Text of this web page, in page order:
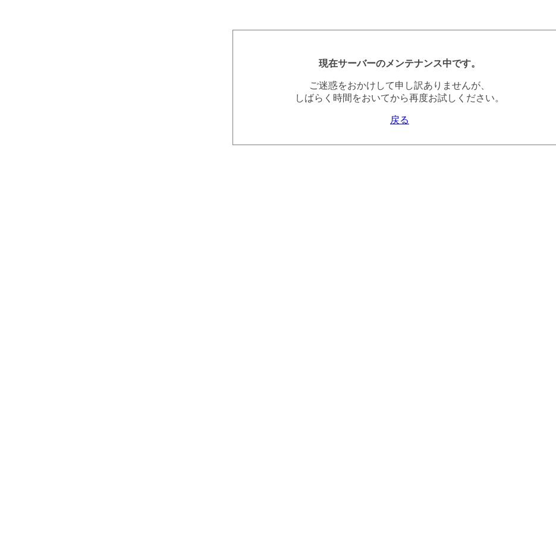
現在サーバーのメンテナンス中です。
ご迷惑をおかけして申し訳ありませんが、
しばらく時間をおいてから再度お試しください。
戻る